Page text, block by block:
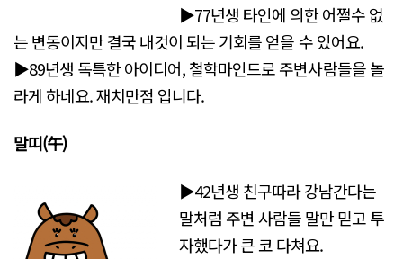
▶77년생 타인에 의한 어쩔수 없
는 변동이지만 결국 내것이 되는 기회를 얻을 수 있어요.
▶89년생 독특한 아이디어, 철학마인드로 주변사람들을 놀
라게 하네요. 재치만점 입니다.
말띠(午)
▶42년생 친구따라 강남간다는
말처럼 주변 사람들 말만 믿고 투
자했다가 큰 코 다쳐요.